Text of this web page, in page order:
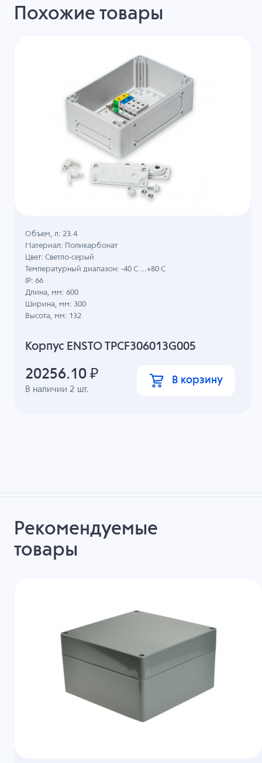
Похожие товары
Корпус ENSTO TPCF306013G005
В наличии 2 шт.
Объем, л: 23.4
Материал: Поликарбонат
Цвет: Светло-серый
Температурный диапазон: -40 C ...+80 C
IP: 66
Длина, мм: 600
Ширина, мм: 300
Высота, мм: 132
20256.10 ₽ В корзину
Рекомендуемые
товары